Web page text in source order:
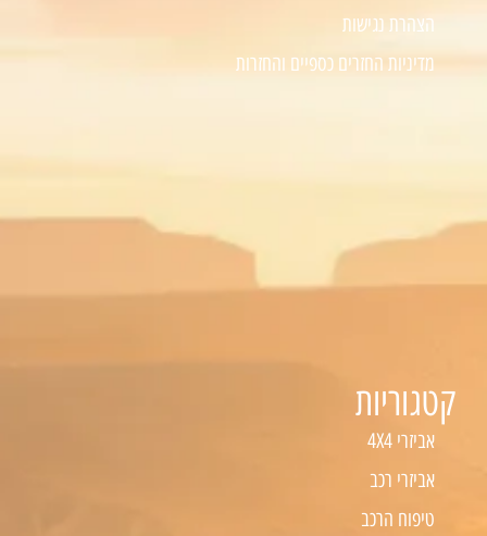
הצהרת נגישות
מדיניות החזרים כספיים והחזרות
קטגוריות
אביזרי 4X4
אביזרי רכב
טיפוח הרכב